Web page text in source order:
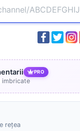
PRO
imbricate
rețea